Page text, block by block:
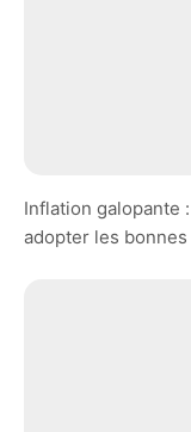
Inflation galopante
adopter les